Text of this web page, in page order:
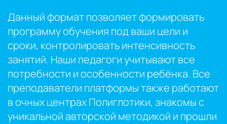
Данный формат позволяет формировать
программу обучения под ваши цели и
сроки, контролировать интенсивность
занятий. Наши педагоги учитывают все
потребности и особенности ребёнка. Все
преподаватели платформы также работают
в очных центрах Полиглотики, знакомы с
уникальной авторской методикой и прошли